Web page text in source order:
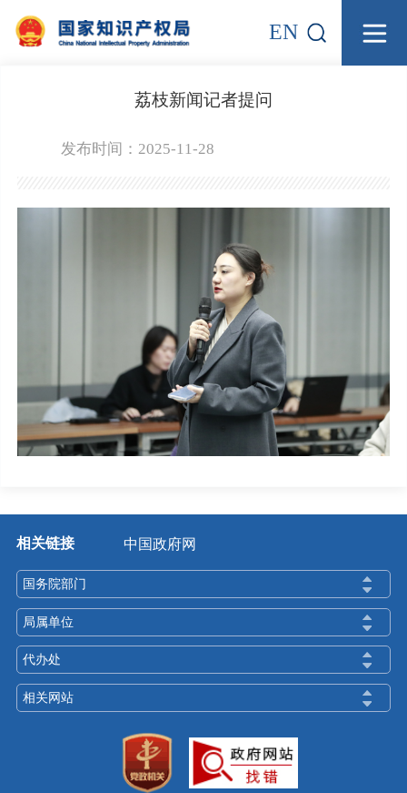
EN
荔枝新闻记者提问
发布时间：2025-11-28
相关链接 中国政府网
国务院部门
局属单位
代办处
相关网站